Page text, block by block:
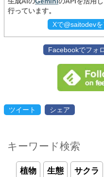
行っています。
Xで@saitodev
Facebookでフォ
ツイート シェア
キーワード検索
植物 生態 サクラ